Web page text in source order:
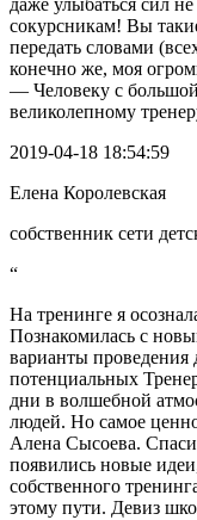
сокурсникам! Вы
передать словами
конечно же, моя
— Человеку с
великолепному
2019-04-18 18:54:59
Елена Королевская
собственник сети
“
На тренинге я
Познакомилась с
варианты
потенциальных
дни в волшебной
людей. Но самое
Алена Сысоева.
появились новые
собственного
этому пути. Девиз